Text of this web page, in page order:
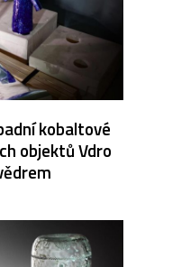
kobaltové
objektů Vdro